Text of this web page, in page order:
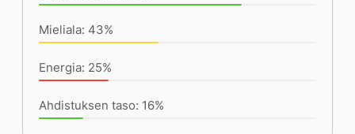
Mieliala: 43%
Energia: 25%
Ahdistuksen taso: 16%